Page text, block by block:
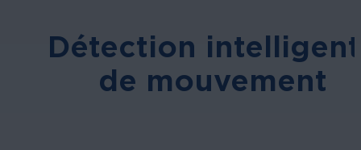
Détection
de mouvement